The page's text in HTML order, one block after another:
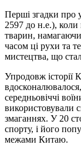
Перші згадки про
2597 до н.е.),
тварин,
часом ці рухи та
мистецтва, що
Упродовж історії
середньовіччі
використовували
змаганнях. У 20
спорту, і його
межами Китаю.